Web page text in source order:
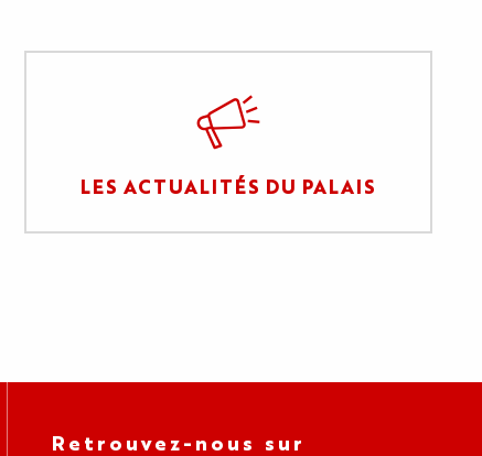
LES ACTUALITÉS DU PALAIS
Retrouvez-nous sur